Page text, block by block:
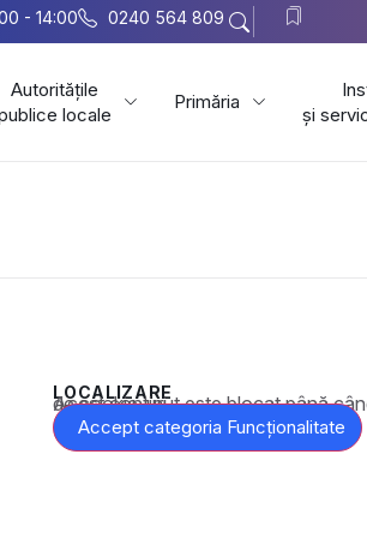
- 14:00 0240 564 809
Autoritățile
locale
Primăria
și
LOCALIZARE
Acest conținut este blocat până când acceptați categoria corespunzătoare de cookie-uri.
Accept categoria Funcționalitate